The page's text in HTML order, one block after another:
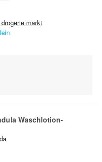
markt
Waschlotion-